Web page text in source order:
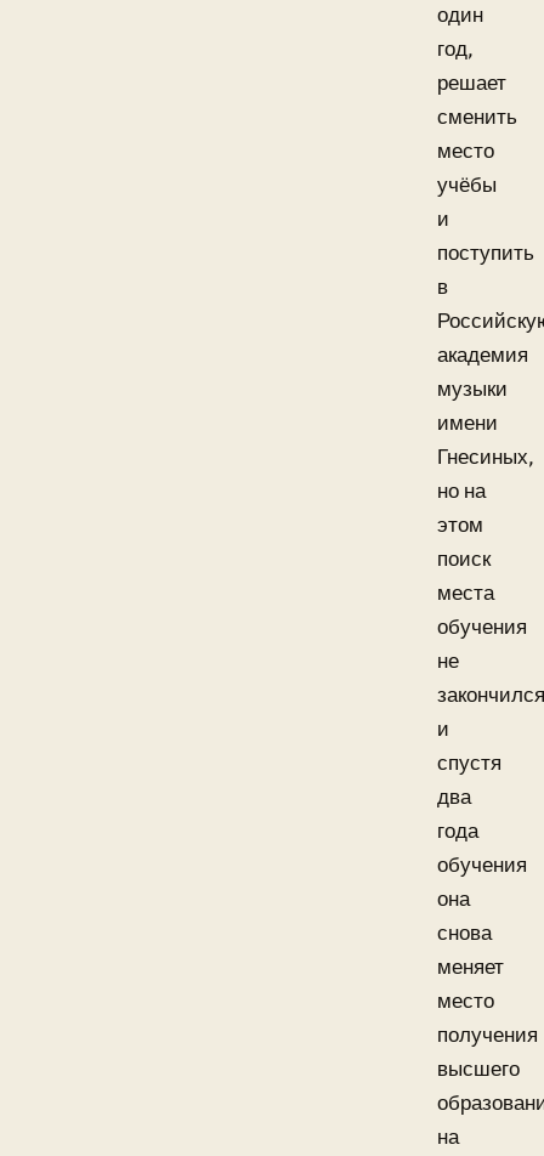
один
год,
решает
сменить
место
учёбы
и
поступить
в
академия
музыки
имени
Гнесиных,
но на
этом
поиск
места
обучения
не
закончился
и
спустя
два
года
обучения
она
снова
меняет
место
получения
высшего
на